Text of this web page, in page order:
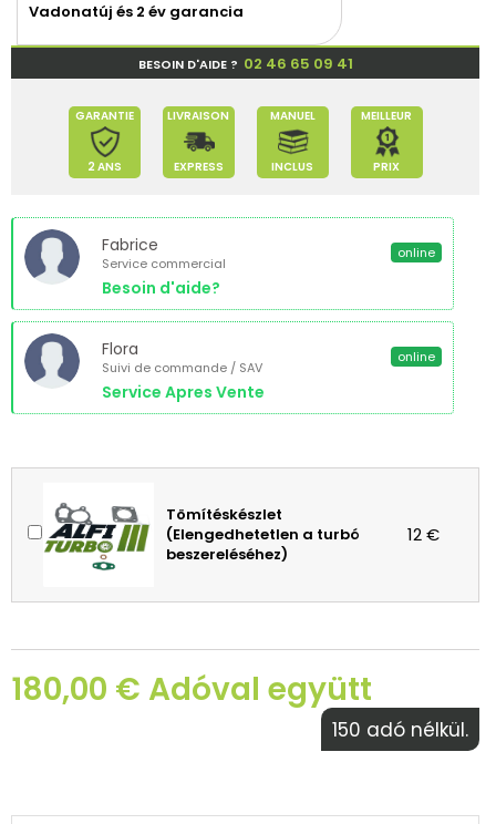
Vadonatúj és 2 év garancia
BESOIN D'AIDE ? 02 46 65 09 41
GARANTIE
2 ANS
LIVRAISON
EXPRESS
MANUEL
INCLUS
MEILLEUR
PRIX
Fabrice
Service commercial
Besoin d'aide?
online
Flora
Suivi de commande / SAV
Service Apres Vente
online
Tömítéskészlet
(Elengedhetetlen a turbó
beszereléséhez)
12 €
180,00 € Adóval együtt
150 adó nélkül.